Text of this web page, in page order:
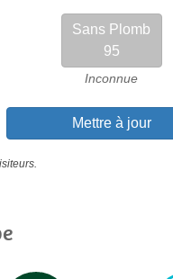
Sans Plomb
95
Inconnue
Mettre à jour